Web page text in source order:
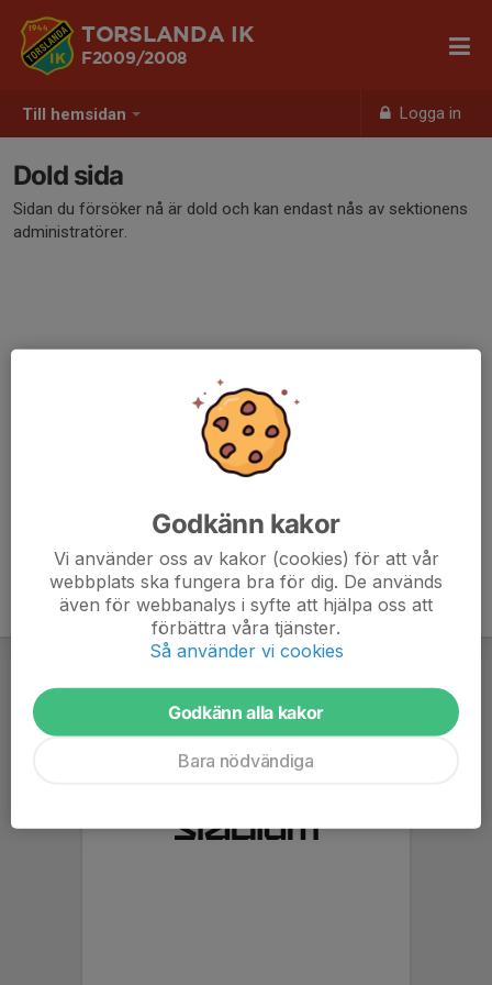
Till hemsidan Logga in
TORSLANDA IK
F2009/2008
Dold sida
Sidan du försöker nå är dold och kan endast nås av sektionens
administratörer.
Godkänn kakor
Vi använder oss av kakor (cookies) för att vår
webbplats ska fungera bra för dig. De används
även för webbanalys i syfte att hjälpa oss att
förbättra våra tjänster.
Så använder vi cookies
Godkänn alla kakor
Bara nödvändiga